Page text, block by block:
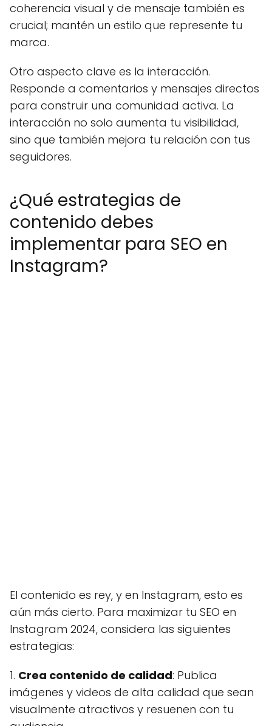
coherencia visual y de mensaje también es
crucial; mantén un estilo que represente tu
marca.
Otro aspecto clave es la interacción.
Responde a comentarios y mensajes directos
para construir una comunidad activa. La
interacción no solo aumenta tu visibilidad,
sino que también mejora tu relación con tus
seguidores.
¿Qué estrategias de
contenido debes
implementar para SEO en
Instagram?
El contenido es rey, y en Instagram, esto es
aún más cierto. Para maximizar tu SEO en
Instagram 2024, considera las siguientes
estrategias:
1. Crea contenido de calidad: Publica
imágenes y videos de alta calidad que sean
visualmente atractivos y resuenen con tu